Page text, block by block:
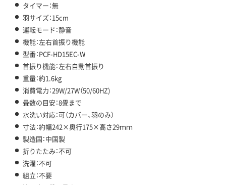
タイマー：無
羽サイズ：15cm
運転モード：静音
機能：左右首振り機能
型番：PCF-HD15EC-W
首振り機能：左右自動首振り
重量：約1.6kg
消費電力：29W/27W（50/60HZ)
畳数の目安：8畳まで
水洗い対応：可（カバー、羽のみ）
寸法：約幅242×奥行175×高さ29ｍｍ
製造国：中国製
折りたたみ：不可
洗濯：不可
組立：不要